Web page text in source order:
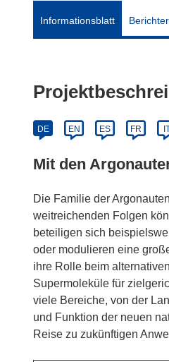
Informationsblatt
DE EN ES FR
Mit den
Die Familie der
weitreichenden Folgen
beteiligen sich
oder modulieren eine
ihre Rolle beim
Supermoleküle für
viele Bereiche, von der
und Funktion der neuen
Reise zu zukünftigen